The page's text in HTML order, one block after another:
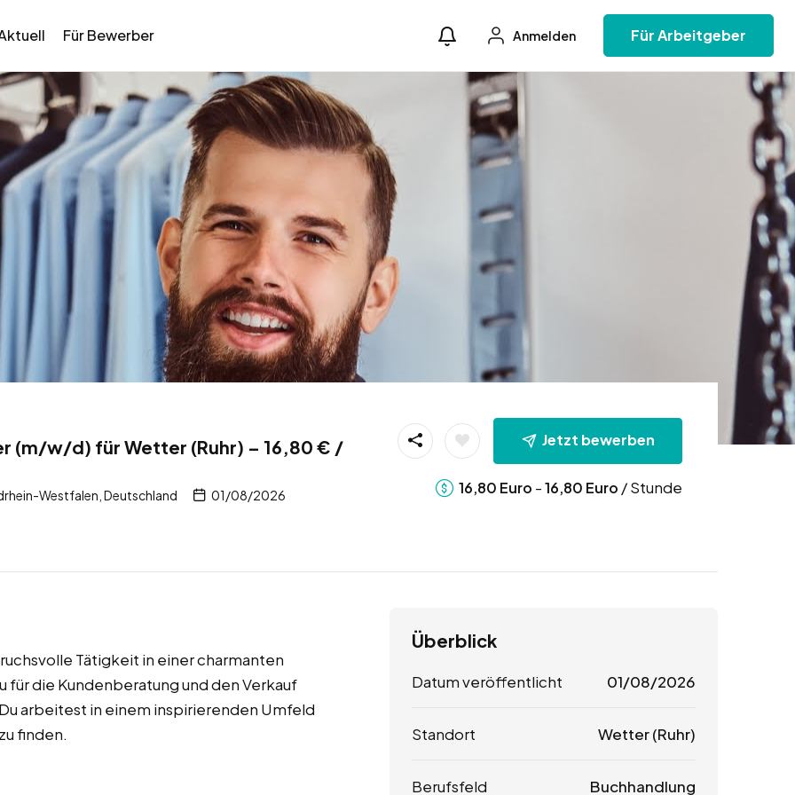
Für Bewerber Anmelden Für Arbeitgeber
(m/w/d) für Wetter (Ruhr) – 16,80 € /
Westfalen, Deutschland 01/08/2026
Jetzt bewerben
16,80 Euro -16,80 Euro / Stunde
Tätigkeit in einer charmanten
die Kundenberatung und den Verkauf
arbeitest in einem inspirierenden Umfeld
finden.
Überblick
Datum veröffentlicht 01/08/2026
Standort Wetter (Ruhr)
Berufsfeld Buchhandlung